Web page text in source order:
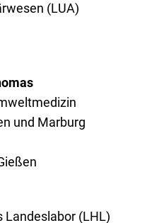
(LUA)
und Marburg
Landeslabor (LHL)